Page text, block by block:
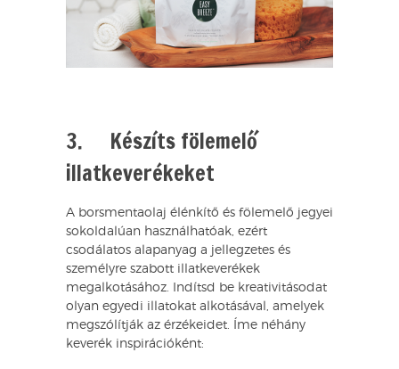
3. Készíts fölemelő
illatkeverékeket
A borsmentaolaj élénkítő és fölemelő jegyei
sokoldalúan használhatóak, ezért
csodálatos alapanyag a jellegzetes és
személyre szabott illatkeverékek
megalkotásához. Indítsd be kreativitásodat
olyan egyedi illatokat alkotásával, amelyek
megszólítják az érzékeidet. Íme néhány
keverék inspirációként: